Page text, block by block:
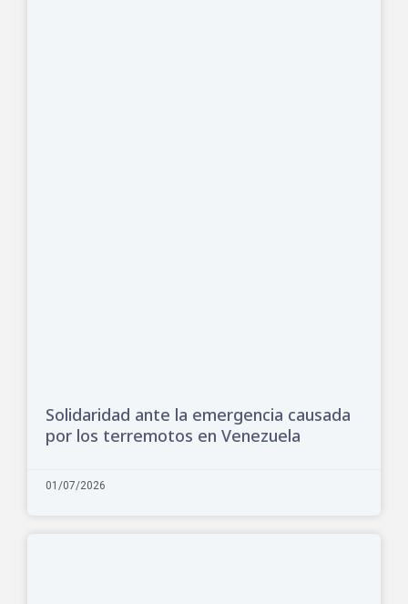
Solidaridad ante la emergencia causada
por los terremotos en Venezuela
01/07/2026